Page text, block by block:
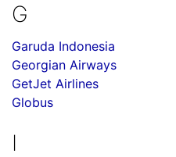
G
Garuda Indonesia
Georgian Airways
GetJet Airlines
Globus
I